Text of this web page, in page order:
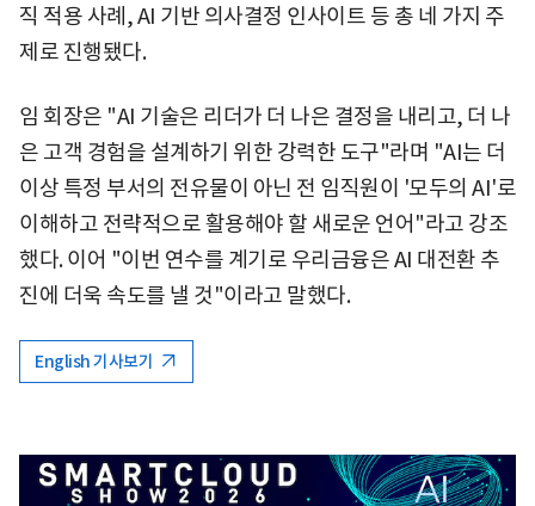
직 적용 사례, AI 기반 의사결정 인사이트 등 총 네 가지 주
제로 진행됐다.
임 회장은 "AI 기술은 리더가 더 나은 결정을 내리고, 더 나
은 고객 경험을 설계하기 위한 강력한 도구"라며 "AI는 더
이상 특정 부서의 전유물이 아닌 전 임직원이 '모두의 AI'로
이해하고 전략적으로 활용해야 할 새로운 언어"라고 강조
했다. 이어 "이번 연수를 계기로 우리금융은 AI 대전환 추
진에 더욱 속도를 낼 것"이라고 말했다.
English 기사보기